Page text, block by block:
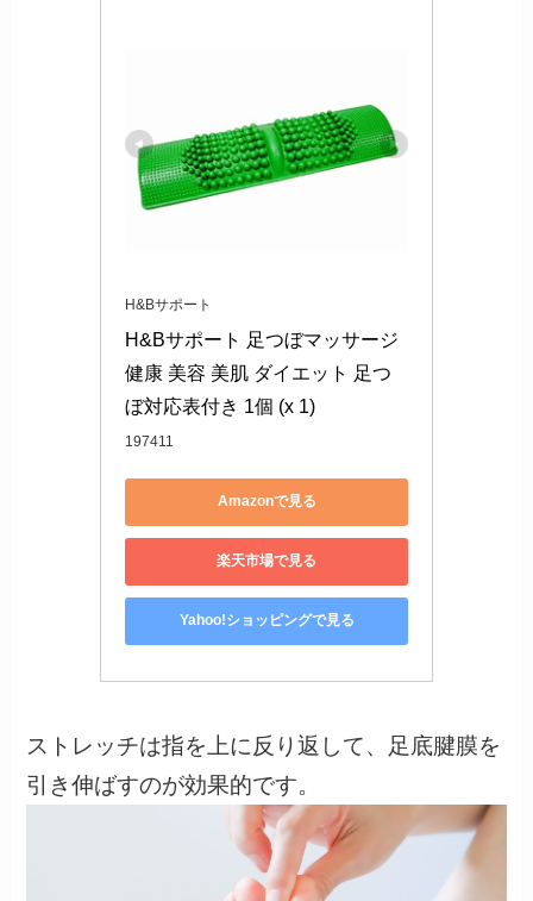
H&Bサポート
H&Bサポート 足つぼマッサージ
健康 美容 美肌 ダイエット 足つ
ぼ対応表付き 1個 (x 1)
197411
Amazonで見る
楽天市場で見る
Yahoo!ショッピングで見る
ストレッチは指を上に反り返して、足底腱膜を
引き伸ばすのが効果的です。